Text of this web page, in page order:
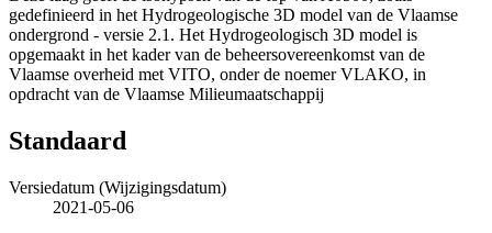
gedefinieerd in het Hydrogeologische 3D model van de Vlaamse
ondergrond - versie 2.1. Het Hydrogeologisch 3D model is
opgemaakt in het kader van de beheersovereenkomst van de
Vlaamse overheid met VITO, onder de noemer VLAKO, in
opdracht van de Vlaamse Milieumaatschappij
Standaard
Versiedatum (Wijzigingsdatum)
2021-05-06